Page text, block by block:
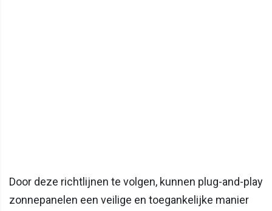
Door deze richtlijnen te volgen, kunnen plug-and-play
zonnepanelen een veilige en toegankelijke manier